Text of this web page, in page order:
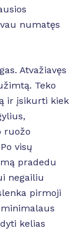
numatęs
Atvažiavęs
Teko
ir įsikurti kiek
ruožo
visų
pradedu
negailiu
pirmoji
kelias